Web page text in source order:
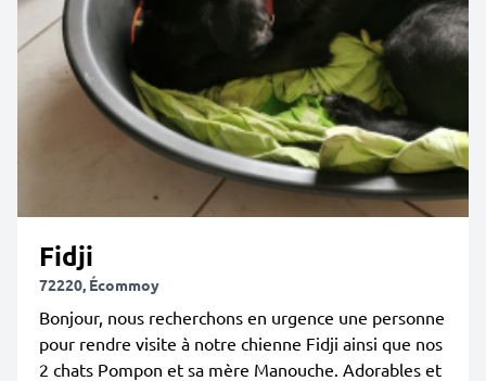
Fidji
72220, Écommoy
Bonjour, nous recherchons en urgence une personne
pour rendre visite à notre chienne Fidji ainsi que nos
2 chats Pompon et sa mère Manouche. Adorables et